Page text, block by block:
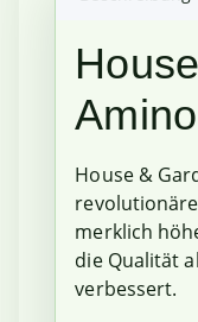
House &
merklich
die Qualität
verbessert.